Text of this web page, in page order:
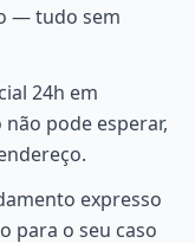
— tudo sem
24h em
pode esperar,
expresso
para o seu caso